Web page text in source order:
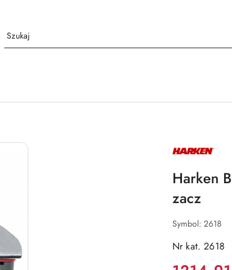
NAZWA
PRODUCENTA:
Harken
zacz
Symbol: 2618
Nr kat. 2618